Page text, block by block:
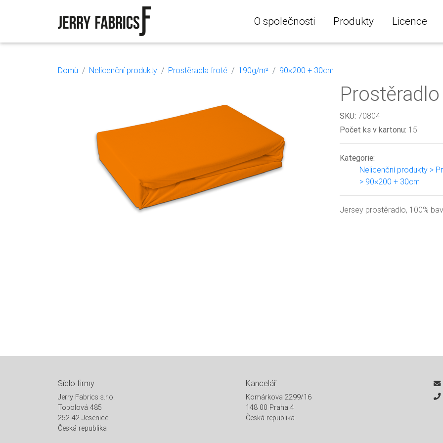
O společnosti Produkty Licence
Domů Nelicenční produkty Prostěradla froté 190g/m² 90×200 + 30cm
SKU: 70804
Počet ks v kartonu: 15
Kategorie:
Nelicenční produkty >
> 90×200 + 30cm
Jersey prostěradlo, 100%
Sídlo firmy
Jerry Fabrics s.r.o.
Topolová 485
252 42 Jesenice
Česká republika
Kancelář
Komárkova 2299/16
148 00 Praha 4
Česká republika